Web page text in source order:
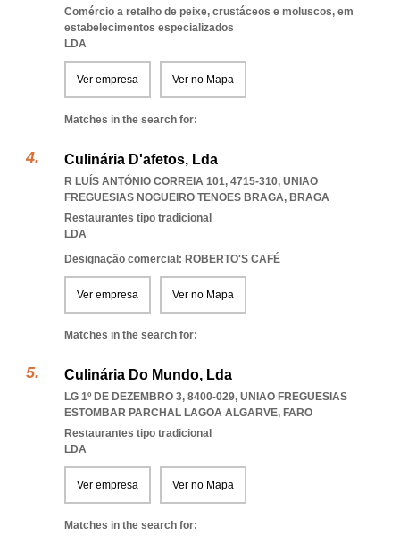
Comércio a retalho de peixe, crustáceos e moluscos, em
estabelecimentos especializados
LDA
Ver empresa Ver no Mapa
Matches in the search for:
Culinária D'afetos, Lda
R LUÍS ANTÓNIO CORREIA 101, 4715-310, UNIAO
FREGUESIAS NOGUEIRO TENOES BRAGA, BRAGA
Restaurantes tipo tradicional
LDA
Designação comercial: ROBERTO'S CAFÉ
Ver empresa Ver no Mapa
Matches in the search for:
Culinária Do Mundo, Lda
LG 1º DE DEZEMBRO 3, 8400-029, UNIAO FREGUESIAS
ESTOMBAR PARCHAL LAGOA ALGARVE, FARO
Restaurantes tipo tradicional
LDA
Ver empresa Ver no Mapa
Matches in the search for: